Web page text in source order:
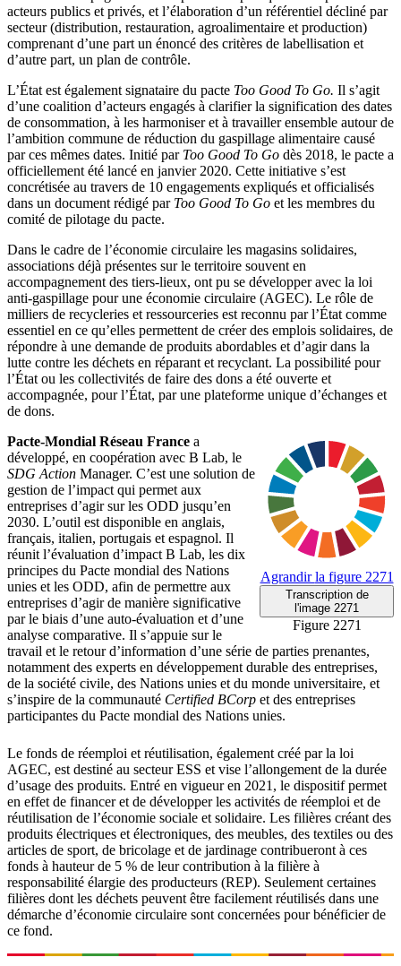
acteurs publics et privés, et l’élaboration d’un référentiel décliné par
secteur (distribution, restauration, agroalimentaire et production)
comprenant d’une part un énoncé des critères de labellisation et
d’autre part, un plan de contrôle.
L’État est également signataire du pacte Too Good To Go. Il s’agit
d’une coalition d’acteurs engagés à clarifier la signification des dates
de consommation, à les harmoniser et à travailler ensemble autour de
l’ambition commune de réduction du gaspillage alimentaire causé
par ces mêmes dates. Initié par Too Good To Go dès 2018, le pacte a
officiellement été lancé en janvier 2020. Cette initiative s’est
concrétisée au travers de 10 engagements expliqués et officialisés
dans un document rédigé par Too Good To Go et les membres du
comité de pilotage du pacte.
Dans le cadre de l’économie circulaire les magasins solidaires,
associations déjà présentes sur le territoire souvent en
accompagnement des tiers-lieux, ont pu se développer avec la loi
anti-gaspillage pour une économie circulaire (AGEC). Le rôle de
milliers de recycleries et ressourceries est reconnu par l’État comme
essentiel en ce qu’elles permettent de créer des emplois solidaires, de
répondre à une demande de produits abordables et d’agir dans la
lutte contre les déchets en réparant et recyclant. La possibilité pour
l’État ou les collectivités de faire des dons a été ouverte et
accompagnée, pour l’État, par une plateforme unique d’échanges et
de dons.
Agrandirla figure 2271
Transcription de
l'image 2271
Figure 2271
Pacte-Mondial Réseau France a
développé, en coopération avec B Lab, le
SDG Action Manager. C’est une solution de
gestion de l’impact qui permet aux
entreprises d’agir sur les ODD jusqu’en
2030. L’outil est disponible en anglais,
français, italien, portugais et espagnol. Il
réunit l’évaluation d’impact B Lab, les dix
principes du Pacte mondial des Nations
unies et les ODD, afin de permettre aux
entreprises d’agir de manière significative
par le biais d’une auto-évaluation et d’une
analyse comparative. Il s’appuie sur le
travail et le retour d’information d’une série de parties prenantes,
notamment des experts en développement durable des entreprises,
de la société civile, des Nations unies et du monde universitaire, et
s’inspire de la communauté Certified BCorp et des entreprises
participantes du Pacte mondial des Nations unies.
Le fonds de réemploi et réutilisation, également créé par la loi
AGEC, est destiné au secteur ESS et vise l’allongement de la durée
d’usage des produits. Entré en vigueur en 2021, le dispositif permet
en effet de financer et de développer les activités de réemploi et de
réutilisation de l’économie sociale et solidaire. Les filières créant des
produits électriques et électroniques, des meubles, des textiles ou des
articles de sport, de bricolage et de jardinage contribueront à ces
fonds à hauteur de 5 % de leur contribution à la filière à
responsabilité élargie des producteurs (REP). Seulement certaines
filières dont les déchets peuvent être facilement réutilisés dans une
démarche d’économie circulaire sont concernées pour bénéficier de
ce fond.